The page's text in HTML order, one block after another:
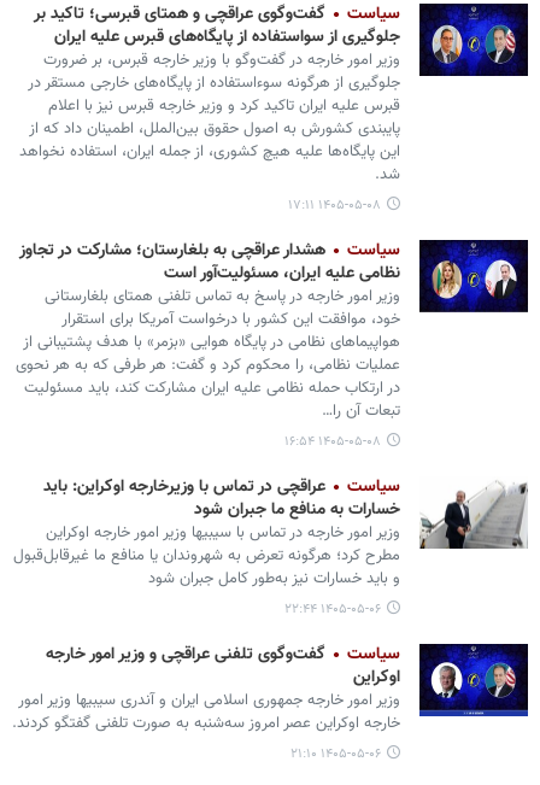
سیاست
گفت‌وگوی عراقچی و همتای قبرسی؛ تاکید بر
جلوگیری از سواستفاده از پایگاه‌های قبرس علیه ایران
وزیر امور خارجه در گفت‌وگو با وزیر خارجه قبرس، بر ضرورت
جلوگیری از هرگونه سوءاستفاده از پایگاه‌های خارجی مستقر در
قبرس علیه ایران تاکید کرد و وزیر خارجه قبرس نیز با اعلام
پایبندی کشورش به اصول حقوق بین‌الملل، اطمینان داد که از
این پایگاه‌ها علیه هیچ کشوری، از جمله ایران، استفاده نخواهد
شد.
۱۴۰۵-۰۵-۰۸ ۱۷:۱۱
سیاست
هشدار عراقچی به بلغارستان؛ مشارکت در تجاوز
نظامی علیه ایران، مسئولیت‌آور است
وزیر امور خارجه در پاسخ به تماس تلفنی همتای بلغارستانی
خود، موافقت این کشور با درخواست آمریکا برای استقرار
هواپیماهای نظامی در پایگاه هوایی «بزمر» با هدف پشتیبانی از
عملیات نظامی، را محکوم کرد و گفت: هر طرفی که به هر نحوی
در ارتکاب حمله نظامی علیه ایران مشارکت کند، باید مسئولیت
تبعات آن را…
۱۴۰۵-۰۵-۰۸ ۱۶:۵۴
سیاست
عراقچی در تماس با وزیرخارجه اوکراین: باید
خسارات به‌ منافع ما جبران شود
وزیر امور خارجه در تماس با سیبیها وزیر امور خارجه اوکراین
مطرح کرد؛ هرگونه تعرض به شهروندان یا منافع ما غیرقابل‌قبول
و باید خسارات نیز به‌طور کامل جبران شود
۱۴۰۵-۰۵-۰۶ ۲۲:۴۴
سیاست
گفت‌وگوی تلفنی عراقچی و وزیر امور خارجه
اوکراین
وزیر امور خارجه جمهوری اسلامی ایران و آندری سیبیها وزیر امور
خارجه اوکراین عصر امروز سه‌شنبه به صورت تلفنی گفتگو کردند.
۱۴۰۵-۰۵-۰۶ ۲۱:۱۰